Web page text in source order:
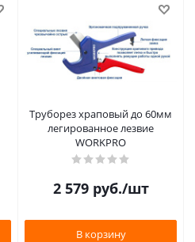
Труборез храповый до 60мм
легированное лезвие
WORKPRO
2 579руб./шт
В корзину